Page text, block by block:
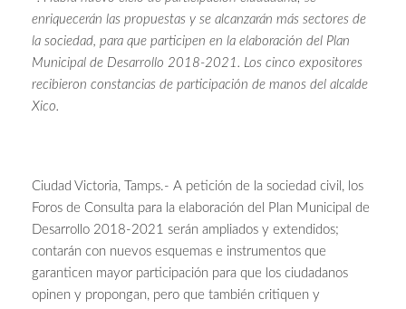
enriquecerán las propuestas y se alcanzarán más sectores de
la sociedad, para que participen en la elaboración del Plan
Municipal de Desarrollo 2018-2021. Los cinco expositores
recibieron constancias de participación de manos del alcalde
Xico.
Ciudad Victoria, Tamps.- A petición de la sociedad civil, los
Foros de Consulta para la elaboración del Plan Municipal de
Desarrollo 2018-2021 serán ampliados y extendidos;
contarán con nuevos esquemas e instrumentos que
garanticen mayor participación para que los ciudadanos
opinen y propongan, pero que también critiquen y